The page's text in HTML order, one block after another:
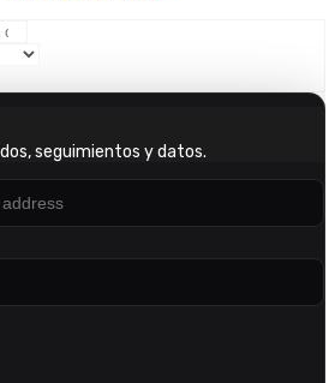
seguimientos y datos.